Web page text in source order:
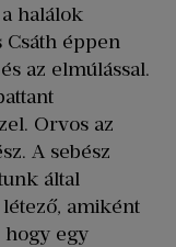
halálok
Csáth éppen
az elmúlással.
Orvos az
A sebész
által
amiként
hogy egy